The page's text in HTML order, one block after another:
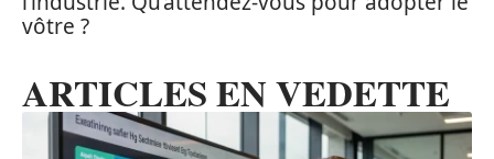
vôtre ?
ARTICLES EN VEDETTE